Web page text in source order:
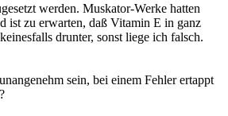
werden. Muskator-Werke hatten
ist zu erwarten, daß Vitamin E in ganz
drunter, sonst liege ich falsch.
sein, bei einem Fehler ertappt